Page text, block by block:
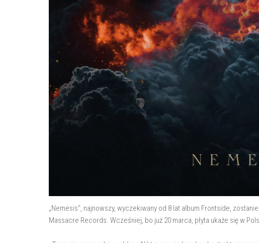
„Nemesis", najnowszy, wyczekiwany od 8 lat album Frontside,
Massacre Records. Wcześniej, bo już 20 marca, płyta ukaże się w